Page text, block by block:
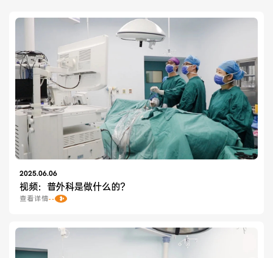
2025.06.06
视频：普外科是做什么的？
查看详情